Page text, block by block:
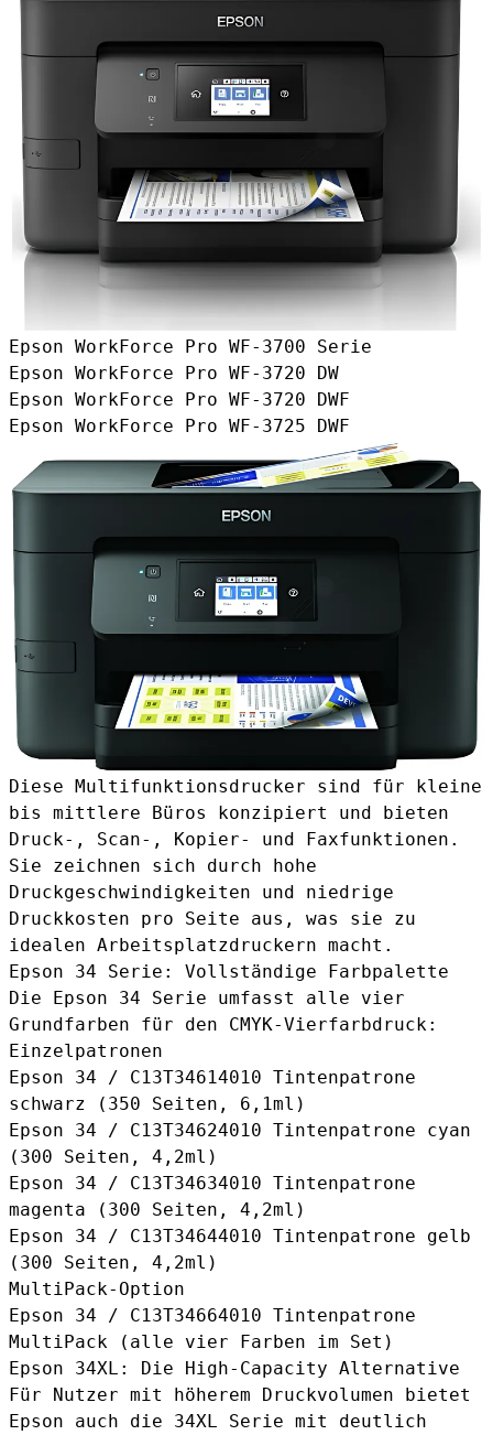
Epson WorkForce Pro WF-3700 Serie
Epson WorkForce Pro WF-3720 DW
Epson WorkForce Pro WF-3720 DWF
Epson WorkForce Pro WF-3725 DWF
Diese Multifunktionsdrucker sind für kleine
bis mittlere Büros konzipiert und bieten
Druck-, Scan-, Kopier- und Faxfunktionen.
Sie zeichnen sich durch hohe
Druckgeschwindigkeiten und niedrige
Druckkosten pro Seite aus, was sie zu
idealen Arbeitsplatzdruckern macht.
Epson 34 Serie: Vollständige Farbpalette
Die Epson 34 Serie umfasst alle vier
Grundfarben für den CMYK-Vierfarbdruck:
Einzelpatronen
Epson 34 / C13T34614010 Tintenpatrone
schwarz (350 Seiten, 6,1ml)
Epson 34 / C13T34624010 Tintenpatrone cyan
(300 Seiten, 4,2ml)
Epson 34 / C13T34634010 Tintenpatrone
magenta (300 Seiten, 4,2ml)
Epson 34 / C13T34644010 Tintenpatrone gelb
(300 Seiten, 4,2ml)
MultiPack-Option
Epson 34 / C13T34664010 Tintenpatrone
MultiPack (alle vier Farben im Set)
Epson 34XL: Die High-Capacity Alternative
Für Nutzer mit höherem Druckvolumen bietet
Epson auch die 34XL Serie mit deutlich